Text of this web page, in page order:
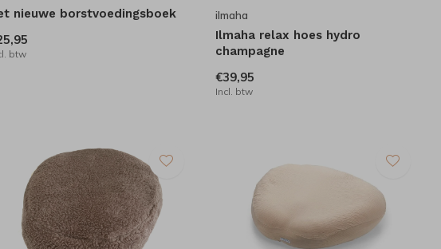
nieuwe borstvoedingsboek
btw
ilmaha
Ilmaha relax hoes hydro
champagne
€39,95
Incl. btw